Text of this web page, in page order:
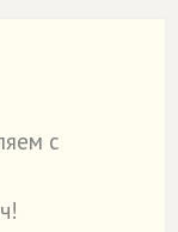
с